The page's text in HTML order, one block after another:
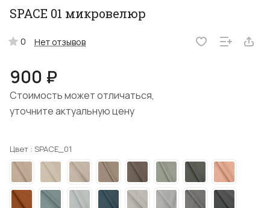
SPACE 01 микровелюр
0 Нет отзывов
900 ₽
Стоимость может отличаться,
уточните актуальную цену
Цвет : SPACE_01